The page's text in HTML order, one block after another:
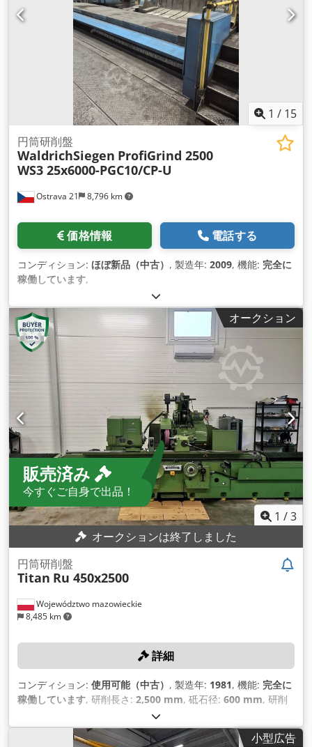
削速度 50 m/s、 メインモーター出力 30 kW 製品速度 5 - 80
rpm、 心押しピンの最大ストローク 100 mm、 Cedpjt I
Dppsfx Anuorf 研削盤の全体寸法（長さ×幅×高さ）：13440 ×
4180 × 2455 mm、 研削盤重量38700 kg
1 / 15
Ostrava 21 8,796 km
円筒研削盤
WaldrichSiegen ProfiGrind 2500
WS3 25x6000-PGC10/CP-U
価格情報 電話する
コンディション: ほぼ新品（中古） , 製造年: 2009, 機能: 完全に
稼働しています,
オークション
販売済み
今すぐご自身で出品！
1 /3
オークションは終了しました
Województwo mazowieckie
8,485 km
円筒研削盤
Titan Ru 450x2500
詳細
コンディション: 使用可能（中古） , 製造年: 1981, 機能: 完全に
稼働しています, 研削長さ: 2,500 mm, 砥石径: 600 mm, 研削
2,500 mm
mm,
小型広告